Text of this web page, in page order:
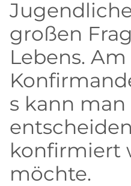
großen
Lebens.
s kann
konfirmiert
möchte.